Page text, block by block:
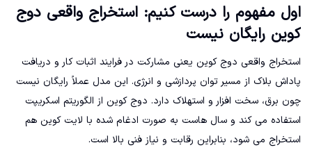
اول مفهوم را درست کنیم: استخراج واقعی دوج
کوین رایگان نیست
استخراج واقعی دوج کوین یعنی مشارکت در فرایند اثبات کار و دریافت
پاداش بلاک از مسیر توان پردازشی و انرژی. این مدل عملاً رایگان نیست
چون برق، سخت افزار و استهلاک دارد. دوج کوین از الگوریتم اسکریپت
استفاده می کند و سال هاست به صورت ادغام شده با لایت کوین هم
استخراج می شود، بنابراین رقابت و نیاز فنی بالا است.